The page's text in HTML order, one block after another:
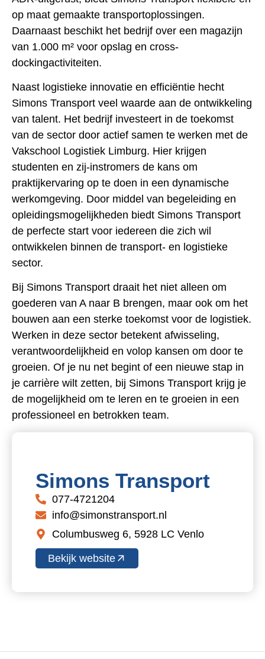
op maat gemaakte transportoplossingen.
Daarnaast beschikt het bedrijf over een magazijn
van 1.000 m² voor opslag en cross-
dockingactiviteiten.
Naast logistieke innovatie en efficiëntie hecht
Simons Transport veel waarde aan de ontwikkeling
van talent. Het bedrijf investeert in de toekomst
van de sector door actief samen te werken met de
Vakschool Logistiek Limburg. Hier krijgen
studenten en zij-instromers de kans om
praktijkervaring op te doen in een dynamische
werkomgeving. Door middel van begeleiding en
opleidingsmogelijkheden biedt Simons Transport
de perfecte start voor iedereen die zich wil
ontwikkelen binnen de transport- en logistieke
sector.
Bij Simons Transport draait het niet alleen om
goederen van A naar B brengen, maar ook om het
bouwen aan een sterke toekomst voor de logistiek.
Werken in deze sector betekent afwisseling,
verantwoordelijkheid en volop kansen om door te
groeien. Of je nu net begint of een nieuwe stap in
je carrière wilt zetten, bij Simons Transport krijg je
de mogelijkheid om te leren en te groeien in een
professioneel en betrokken team.
Simons Transport
077-4721204
info@simonstransport.nl
Columbusweg 6, 5928 LC Venlo
Bekijk website